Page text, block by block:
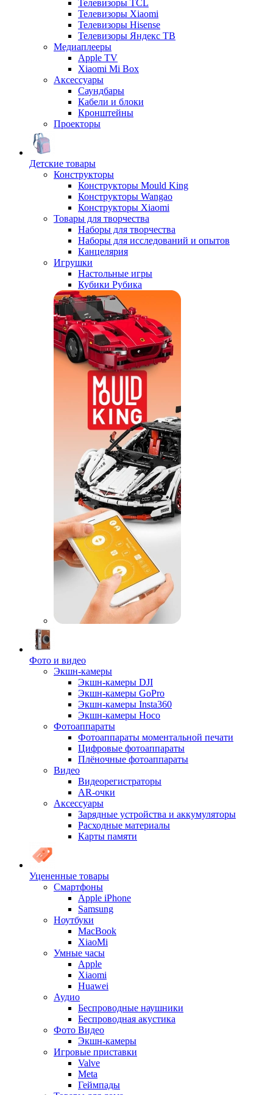
Телевизоры TCL
Телевизоры Xiaomi
Телевизоры Hisense
Телевизоры Яндекс ТВ
Медиаплееры
Apple TV
Xiaomi Mi Box
Аксессуары
Саундбары
Кабели и блоки
Кронштейны
Проекторы
Детские товары
Конструкторы
Конструкторы Mould King
Конструкторы Wangao
Конструкторы Xiaomi
Товары для творчества
Наборы для творчества
Наборы для исследований и опытов
Канцелярия
Игрушки
Настольные игры
Кубики Рубика
Фото и видео
Экшн-камеры
Экшн-камеры DJI
Экшн-камеры GoPro
Экшн-камеры Insta360
Экшн-камеры Hoco
Фотоаппараты
Фотоаппараты моментальной печати
Цифровые фотоаппараты
Плёночные фотоаппараты
Видео
Видеорегистраторы
AR-очки
Аксессуары
Зарядные устройства и аккумуляторы
Расходные материалы
Карты памяти
Уцененные товары
Cмартфоны
Apple iPhone
Samsung
Ноутбуки
MacBook
XiaoMi
Умные часы
Apple
Xiaomi
Huawei
Аудио
Беспроводные наушники
Беспроводная акустика
Фото Видео
Экшн-камеры
Игровые приставки
Valve
Meta
Геймпады